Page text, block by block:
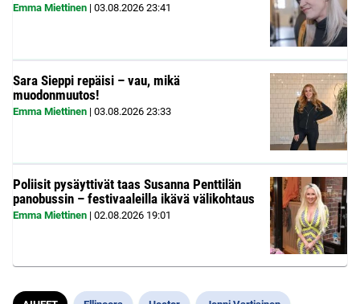
Emma Miettinen | 03.08.2026 23:41
Sara Sieppi repäisi – vau, mikä
muodonmuutos!
Emma Miettinen | 03.08.2026 23:33
Poliisit pysäyttivät taas Susanna Penttilän
panobussin – festivaaleilla ikävä välikohtaus
Emma Miettinen | 02.08.2026 19:01